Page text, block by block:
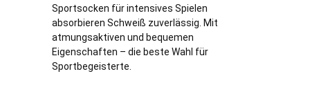
Sportsocken für intensives Spielen
absorbieren Schweiß zuverlässig. Mit
atmungsaktiven und bequemen
Eigenschaften – die beste Wahl für
Sportbegeisterte.